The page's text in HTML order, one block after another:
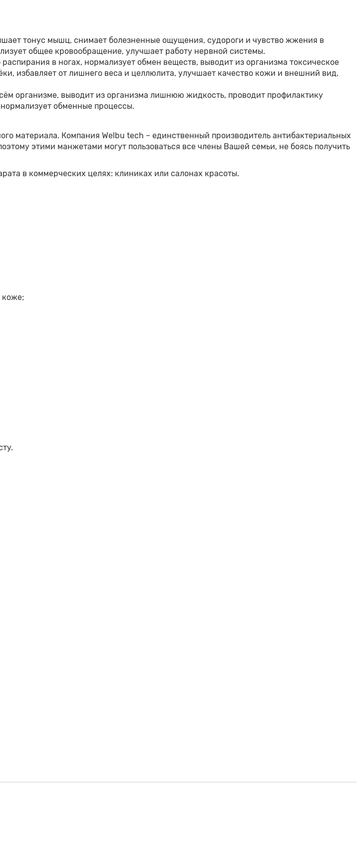
тонус мышц, снимает болезненные ощущения, судороги и чувство жжения в
общее кровообращение, улучшает работу нервной системы.
в ногах, нормализует обмен веществ, выводит из организма токсическое
избавляет от лишнего веса и целлюлита, улучшает качество кожи и внешний вид,
организме, выводит из организма лишнюю жидкость, проводит профилактику
обменные процессы.
материала. Компания Welbu tech – единственный производитель антибактериальных
этими манжетами могут пользоваться все члены Вашей семьи, не боясь получить
в коммерческих целях: клиниках или салонах красоты.
коже;